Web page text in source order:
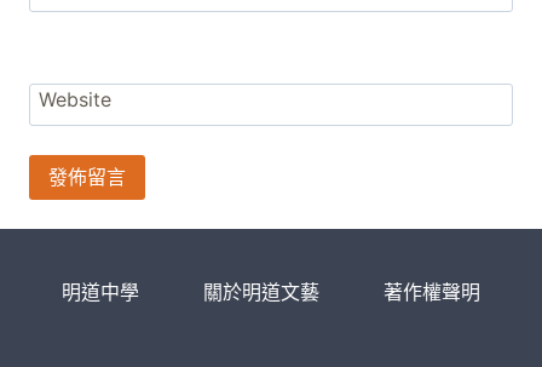
Website
明道中學 關於明道文藝 著作權聲明